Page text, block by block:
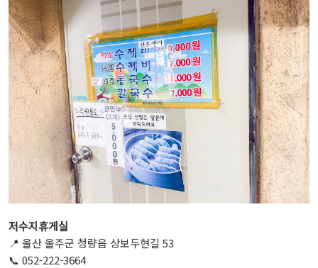
저수지휴게실
📍 울산 울주군 청량읍 상보두현길 53
📞 052-222-3664